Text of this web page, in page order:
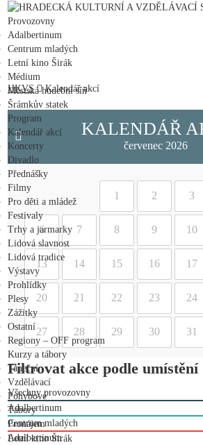
Provozovny
Adalbertinum
Centrum mladých
Letní kino Širák
Médium
Městská hudební síň
Šrámkův statek
Program
Kalendář akcí
Koncerty
Divadlo
Přednášky
Filmy
Pro děti a mládež
Festivaly
Trhy a jarmarky
Lidová slavnost
Lidová tradice
Výstavy
Prohlídky
Plesy
Zážitky
Ostatní
Regiony – OFF program
Kurzy a tábory
Taneční
Vzdělávací
Pohybové
Tábory
Pronájem
Adalbertinum
HKVS Kalendář akcí
KALENDÁŘ
červenec 2026
1 2 3
6 7 8 9 10
13 14 15 16 17
20 21 22 23 24
27 28 29 30 31
Filtrovat akce podle umístění
Všechny provozovny
Adalbertinum
Centrum mladých
Letní kino Širák